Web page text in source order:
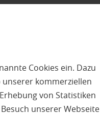
Cookies ein. Dazu
kommerziellen
von Statistiken
unserer Webseite